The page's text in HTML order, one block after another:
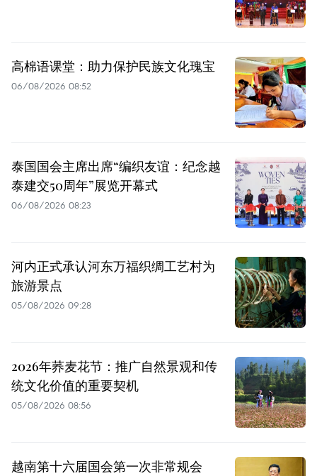
高棉语课堂：助力保护民族文化瑰宝
06/08/2026 08:52
泰国国会主席出席“编织友谊：纪念越
泰建交50周年”展览开幕式
06/08/2026 08:23
河内正式承认河东万福织绸工艺村为
旅游景点
05/08/2026 09:28
2026年荞麦花节：推广自然景观和传
统文化价值的重要契机
05/08/2026 08:56
越南第十六届国会第一次非常规会